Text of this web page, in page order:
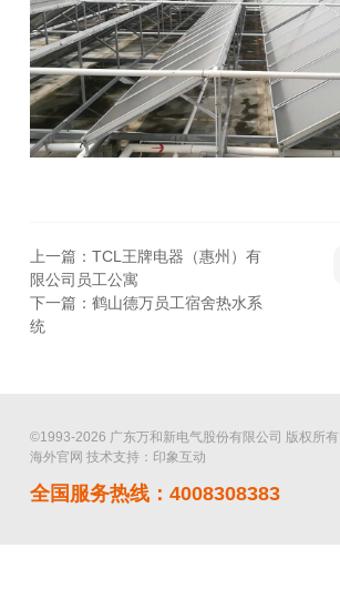
上一篇：TCL王牌电器（惠州）有
限公司员工公寓
下一篇：鹤山德万员工宿舍热水系
统
©1993-2026 广东万和新电气股份有限公司 版权所有
海外官网 技术支持：印象互动
全国服务热线：4008308383